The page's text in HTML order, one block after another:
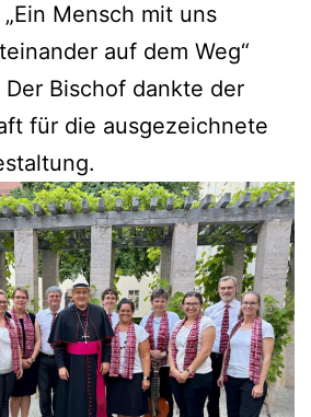
Mensch mit uns
auf dem Weg“
Der Bischof dankte der
für die ausgezeichnete